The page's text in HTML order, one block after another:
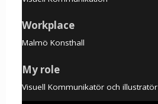
Workplace
Malmö Konsthall
My role
Visuell Kommunikatör och illustratör